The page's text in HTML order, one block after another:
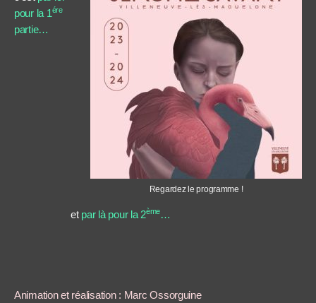
Regardez le programme !
pour la 1ére
partie…
et par là pour la 2ème…
Animation et réalisation : Marc Ossorguine